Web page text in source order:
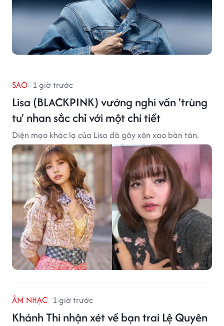
SAO 1 giờ trước
Lisa (BLACKPINK) vướng nghi vấn 'trùng
tu' nhan sắc chỉ với một chi tiết
Diện mạo khác lạ của Lisa đã gây xôn xao bàn tán.
ÂM NHẠC 1 giờ trước
Khánh Thi nhận xét về bạn trai Lệ Quyên